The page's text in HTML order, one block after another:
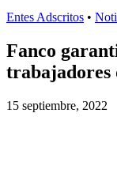
Entes Adscritos •
Fanco
trabajadores
15 septiembre, 2022